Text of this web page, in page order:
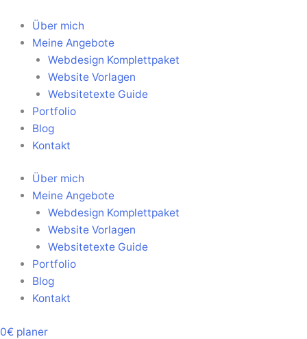
Inhalt
springen
Über mich
Meine Angebote
Webdesign Komplettpaket
Website Vorlagen
Websitetexte Guide
Portfolio
Blog
Kontakt
Über mich
Meine Angebote
Webdesign Komplettpaket
Website Vorlagen
Websitetexte Guide
Portfolio
Blog
Kontakt
0€ planer